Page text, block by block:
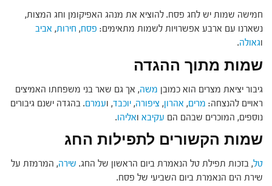
חמישה שמות יש לחג פסח. להוציא את מנהג האפיקומן וחג המצות,
נשארנו עם ארבע אפשרויות לשמות מתאימים: פסח, חירות, אביב
וגאולה.
שמות מתוך ההגדה
גיבור יציאת מצרים הוא כמובן משה, אך גם שאר בני משפחתו האמיצים
ראויים להנצחה: מרים, אהרון, ציפורה, יוכבד, ועמרם. בהגדה ישנם גיבורים
נוספים, המוכרים שבהם הם עקיבא ואליהו.
שמות הקשורים לתפילות החג
טל, בזכות תפילת טל הנאמרת ביום הראשון של החג. שירה, המרמזת על
שירת הים הנאמרת ביום השביעי של פסח.